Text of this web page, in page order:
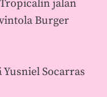
jalan
Burger
Socarras